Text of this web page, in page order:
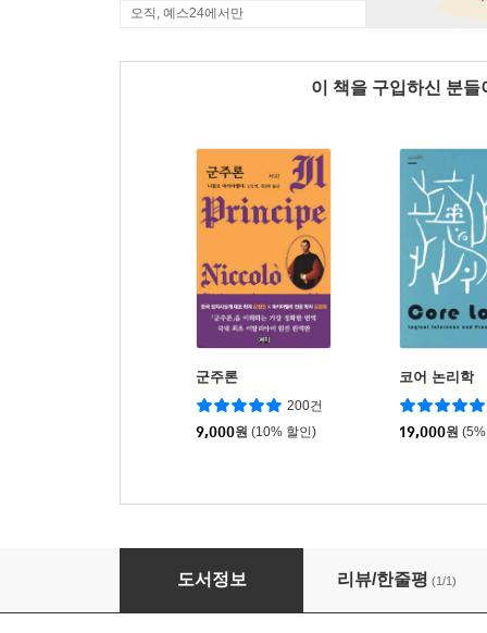
오직, 예스24에서만
이 책을 구입하신 분
군주론
200건
9,000원 (10% 할인)
코어 논리학
19,000원
클로즈업 홍콩 마카오
도서정보 리뷰/한줄평 (1/1)